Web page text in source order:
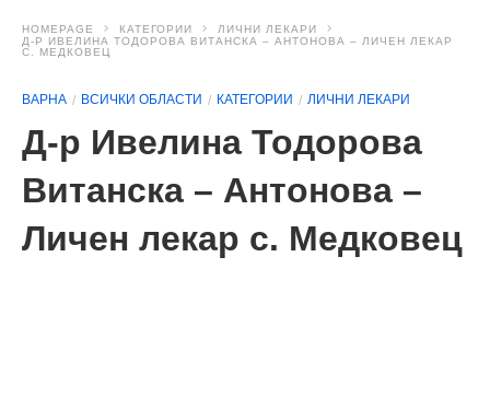
HOMEPAGE КАТЕГОРИИ
ЛИЧНИ ЛЕКАРИ
Д-Р ИВЕЛИНА ТОДОРОВА ВИТАНСКА – АНТОНОВА – ЛИЧЕН ЛЕКАР
С. МЕДКОВЕЦ
ВАРНА ВСИЧКИ ОБЛАСТИ КАТЕГОРИИ ЛИЧНИ ЛЕКАРИ
Д-р Ивелина Тодорова
Витанска – Антонова –
Личен лекар с. Медковец